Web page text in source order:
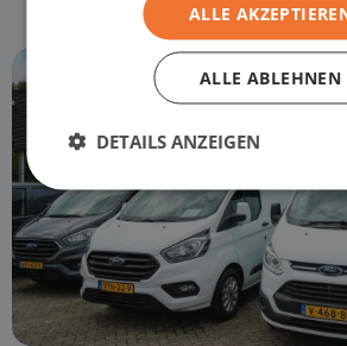
ALLE
ALLE ABLEHNEN
DETAILS ANZEIGEN